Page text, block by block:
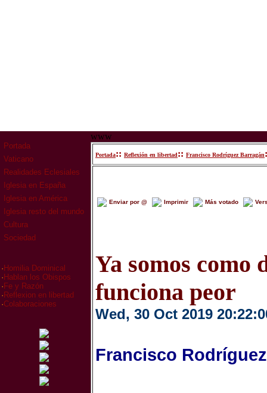
Portada
Vaticano
Realidades Eclesiales
Iglesia en España
Iglesia en América
Iglesia resto del mundo
Cultura
Sociedad
· Homilia Dominical
· Hablan los Obispos
· Fe y Razón
· Reflexion en libertad
·Colaboraciones
www
Portada:: Reflexión en libertad:: Francisco Rodríguez Barragán
Enviar por @ Imprimir Más votado
Ya somos como
funciona peor
Wed, 30 Oct 2019
Francisco